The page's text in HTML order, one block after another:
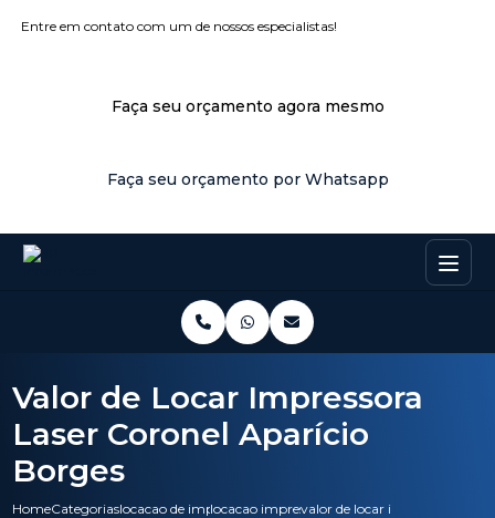
Entre em contato com um de nossos especialistas!
Faça seu orçamento agora mesmo
Faça seu orçamento por Whatsapp
HomeCategoriaslocacao de impressoraslocacao impressora colorida
valor de locar impressora
Valor de Locar Impressora
Laser Coronel Aparício
Borges